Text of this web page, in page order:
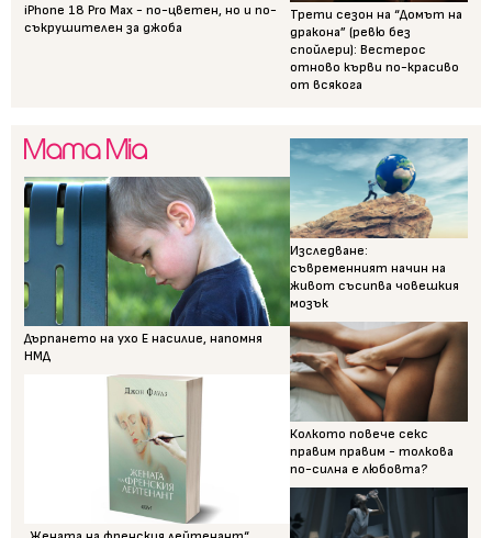
iPhone 18 Pro Max - по-цветен, но и по-
съкрушителен за джоба
Трети сезон на “Домът на
дракона” (ревю без
спойлери): Вестерос
отново кърви по-красиво
от всякога
Дърпането на ухо Е насилие, напомня
НМД
Изследване:
съвременният начин на
живот съсипва човешкия
мозък
Колкото повече секс
правим правим - толкова
по-силна е любовта?